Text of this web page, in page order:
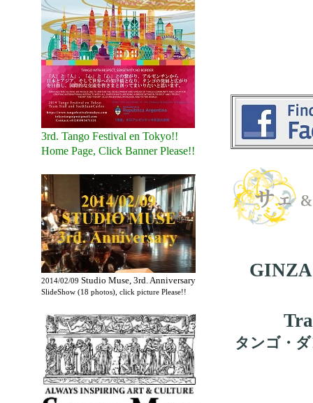
タンゴ・
3rd. Tango Festival en Tokyo!!
Home Page, Click Banner Please!!
2014/02/09 Studio Muse, 3rd. Anniversary
SlideShow (18 photos), click picture Please!!